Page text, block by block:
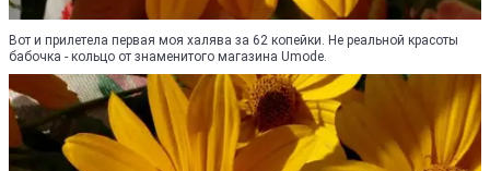
Вот и прилетела первая моя халява за 62 копейки. Не реальной красоты
бабочка - кольцо от знаменитого магазина Umode.